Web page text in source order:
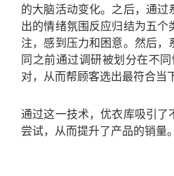
的大脑活动变化。之后，通过
出的情绪氛围反应归结为五个
注，感到压力和困意。然后，
同之前通过调研被划分在不
对，从而帮顾客选出最符合当
通过这一技术，优衣库吸引了
尝试，从而提升了产品的销量。